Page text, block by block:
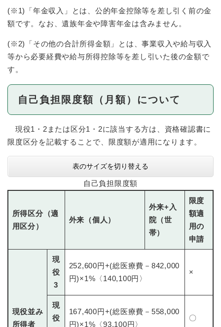
(※1)「年金収入」とは、公的年金控除等を差し引く前の金
額です。なお、遺族年金や障害年金は含みません。
(※2)「その他の合計所得金額」とは、事業収入や給与収入
等から必要経費や給与所得控除等を差し引いた後の金額で
す。
自己負担限度額（月額）について
現役1・2または区分1・2に該当する方は、資格確認書に
限度区分を記載することで、限度額が適用になります。
表のサイズを切り替える
自己負担限度額
所得区分（適
用区分）
外来（個人）
外来+入
院（世
帯）
限度
額適
用の
申請
現役並み
所得者
現
役
3
252,600円+(総医療費－842,000
円)×1%〈140,100円〉
×
現
役
167,400円+(総医療費－558,000
円)×1%〈93,100円〉
〇